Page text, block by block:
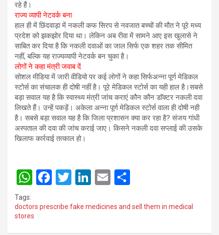
रहे हैं।
राज्य व्यापी नेटवर्क बना
हाल ही में छिंदवाड़ा में नकली कफ सिरप से नवजात बच्चों की मौत ने पूरे मध्य
प्रदेश को झकझोर दिया था। लेकिन अब रीवा में सामने आए इस खुलासे ने
साबित कर दिया है कि नकली दवाओं का जाल सिर्फ एक शहर तक सीमित
नहीं, बल्कि यह राज्यव्यापी नेटवर्क बन चुका है।
लोगों ने कहा मंत्री जवाब दें
सोशल मीडिया में जारी वीडियो पर कई लोगों ने कहा सिर्फअन्ना पूर्ण मेडिकल
स्टोर्स का संचालक ही दोषी नहीं है। पूरे मेडिकल स्टोर्स का यही हाल है।सबसे
बड़ा सवाल यह है कि स्वास्थ्य मंत्री जांच कराएं कौन कौन डाॅक्टर नकली दवा
लिखते हैं। उन्हें पकड़ें। अकेला अन्ना पूर्ण मेडिकल स्टोर्स वाला ही दोषी नही
है। सबसे बड़ा सवाल यह है कि जिला प्रशासन क्या कर रहा है? संजय गांधी
अस्पताल की दवा की जांच कराई जाए। किसने नकली दवा सप्लाई की उसके
खिलाफ कार्रवाई तत्काल हो।
W
at
s
F
ce
T
tt
Li
ke
E
ail ar
Tags:
doctors prescribe fake medicines and sell them in medical
stores